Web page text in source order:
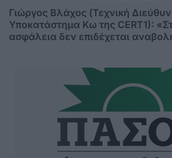
Γιώργος Βλάχος (Τεχνική
Υποκατάστημα Κω της CERT1):
ασφάλεια δεν επιδέχεται